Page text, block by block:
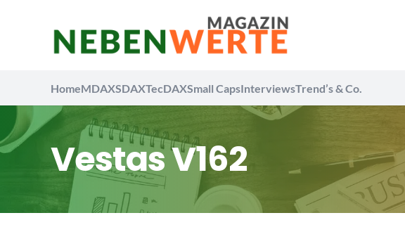
HomeMDAXSDAXTecDAXSmall CapsInterviewsTrend’s & Co.
Vestas V162